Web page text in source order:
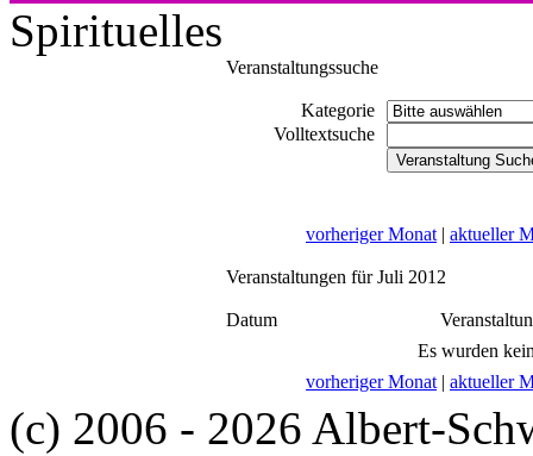
Spirituelles
Veranstaltungssuche
Kategorie
Volltextsuche
vorheriger Monat | aktueller
Veranstaltungen für Juli 2012
Datum
Es wurden
vorheriger Monat | aktueller
(c) 2006 - 2026 Albert-